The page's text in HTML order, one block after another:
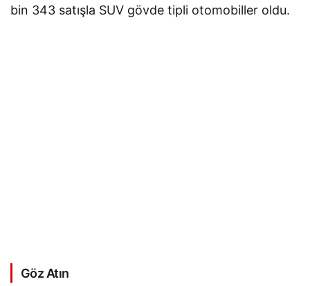
bin 343 satışla SUV gövde tipli otomobiller oldu.
Göz Atın